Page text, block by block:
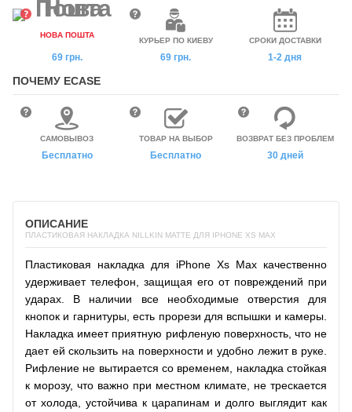
НОВА ПОШТА
69 грн.
КУРЬЕР ПО КИЕВУ
69 грн.
СРОКИ ДОСТАВКИ
1-2 дня
ПОЧЕМУ ECASE
САМОВЫВОЗ
Бесплатно
ТОВАР НА ВЫБОР
Бесплатно
ВОЗВРАТ БЕЗ ПРОБЛЕМ
30 дней
ОПИСАНИЕ
ПЛАСТИКОВАЯ НАКЛАДКА NILLKIN MATTE ДЛЯ IPHONE XS MAX
Пластиковая накладка для iPhone Xs Max качественно
удерживает телефон, защищая его от повреждений при
ударах. В наличии все необходимые отверстия для
кнопок и гарнитуры, есть прорези для вспышки и камеры.
Накладка имеет приятную рифленую поверхность, что не
дает ей скользить на поверхности и удобно лежит в руке.
Рифление не вытирается со временем, накладка стойкая
к морозу, что важно при местном климате, не трескается
от холода, устойчива к царапинам и долго выглядит как